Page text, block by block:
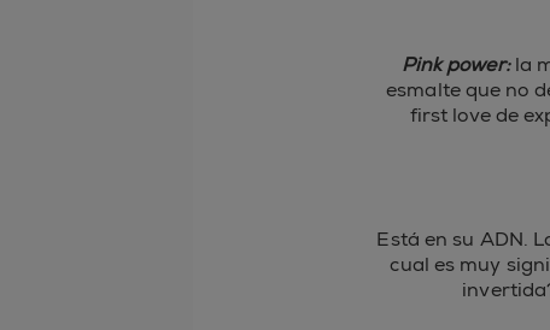
Pink power:la
esmalte que no
first love de
Está en su ADN.
cual es muy